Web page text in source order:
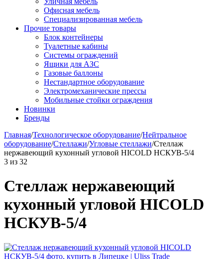
Офисная мебель
Специализированная мебель
Прочие товары
Блок контейнеры
Туалетные кабины
Системы ограждений
Ящики для АЗС
Газовые баллоны
Нестандартное оборудование
Электромеханические прессы
Мобильные стойки ограждения
Новинки
Бренды
Главная/Технологическое оборудование/Нейтральное
оборудование/Стеллажи/Угловые стеллажи/Стеллаж
нержавеющий кухонный угловой HICOLD НСКУВ-5/4
3 из 32
Стеллаж нержавеющий
кухонный угловой HICOLD
НСКУВ-5/4